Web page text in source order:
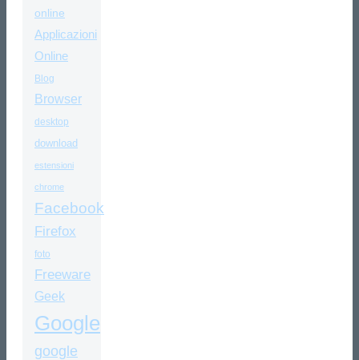
online
Applicazioni
Online
Blog
Browser
desktop
download
estensioni
chrome
Facebook
Firefox
foto
Freeware
Geek
Google
google